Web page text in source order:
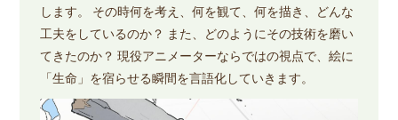
します。 その時何を考え、何を観て、何を描き、どんな
工夫をしているのか？ また、どのようにその技術を磨い
てきたのか？ 現役アニメーターならではの視点で、絵に
「生命」を宿らせる瞬間を言語化していきます。